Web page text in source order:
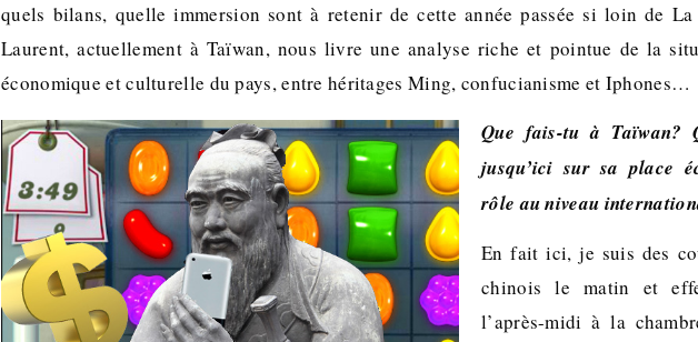
quels bilans, quelle immersion sont à retenir de cette année passée si loin de
Laurent, actuellement à Taïwan, nous livre une analyse riche et pointue de la
économique et culturelle du pays, entre héritages Ming, confucianisme et Iphones…
Que fais-tu à Taïwan?
jusqu’ici sur sa place
rôle au niveau
En fait ici, je suis des
chinois le matin et
l’après-midi à la